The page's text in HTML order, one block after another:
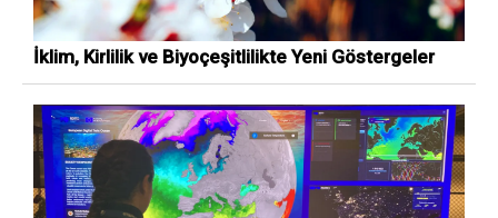
İklim, Kirlilik ve Biyoçeşitlilikte Yeni Göstergeler